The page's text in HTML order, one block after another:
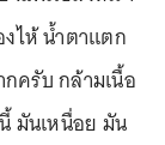
ไห้ น้ำตาแตก
ครับ กล้ามเนื้อ
มันเหนื่อย มัน